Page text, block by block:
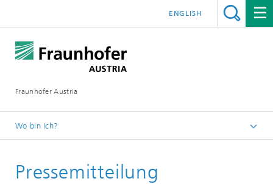
Fraunhofer Austria
ENGLISH
Wo bin ich?
Pressemitteilung